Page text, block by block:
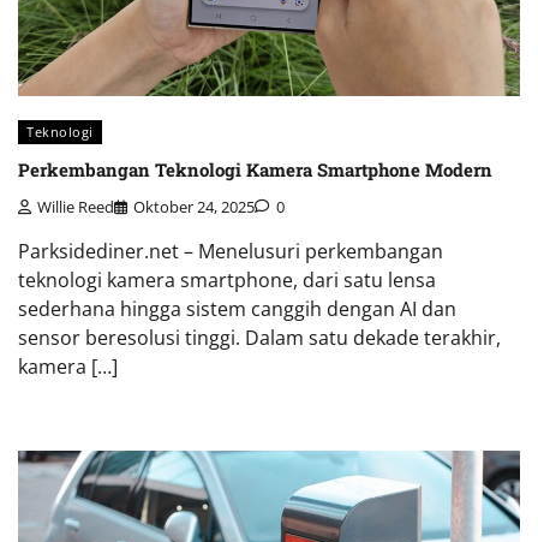
Teknologi
Perkembangan Teknologi Kamera Smartphone Modern
Willie Reed Oktober 24, 2025 0
Parksidediner.net – Menelusuri perkembangan
teknologi kamera smartphone, dari satu lensa
sederhana hingga sistem canggih dengan AI dan
sensor beresolusi tinggi. Dalam satu dekade terakhir,
kamera […]